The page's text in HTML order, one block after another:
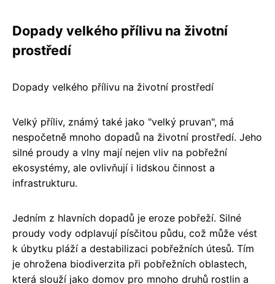
Dopady velkého přílivu na životní
prostředí
Dopady velkého přílivu na životní prostředí
Velký příliv, známý také jako "velký pruvan", má
nespočetně mnoho dopadů na životní prostředí. Jeho
silné proudy a vlny mají nejen vliv na pobřežní
ekosystémy, ale ovlivňují i lidskou činnost a
infrastrukturu.
Jedním z hlavních dopadů je eroze pobřeží. Silné
proudy vody odplavují písčitou půdu, což může vést
k úbytku pláží a destabilizaci pobřežních útesů. Tím
je ohrožena biodiverzita při pobřežních oblastech,
která slouží jako domov pro mnoho druhů rostlin a